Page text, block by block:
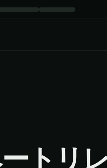
トリ